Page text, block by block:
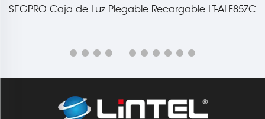
SEGPRO Caja de Luz Plegable Recargable LT-ALF85ZC